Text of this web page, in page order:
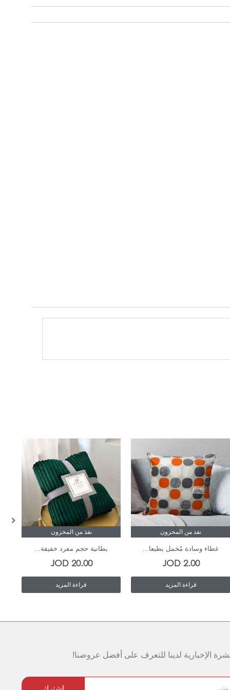
نفذ من المخزون
غطاء وسادة مُخمل بطبعا...
2.00
JOD
قراءة المزيد
نفذ من المخزون
بطانية حجم مفرد خفيفة...
20.00
JOD
قراءة المزيد
الإخبارية لدينا للتعرف على أفضل عروضنا!